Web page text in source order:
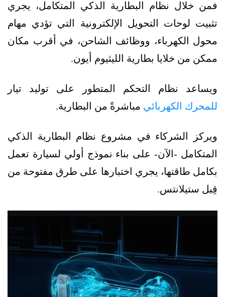
فمن خلال نظام البطارية الذكي المتكامل، يجري
تثبيت لوحات التحويل الإلكترونية التي تؤدي مهام
محول الكهرباء، ووظائف الشاحن، في أقرب مكان
ممكن من خلايا بطارية الليثيوم أيون.
ويساعد نظام التحكم المتطور على توليد تيار
للمحرك الكهربائي مباشرةً من البطارية.
ويركز الشركاء في مشروع نظام البطارية الذكي
المتكامل -الآن- على بناء نموذج أولي لسيارة تعمل
بكامل طاقتها، يجري اختبارها على طرق مفتوحة من
قِبل ستيلانتس.